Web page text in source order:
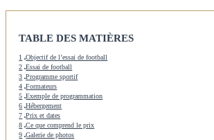
TABLE DES MATIÈRES
1 Objectif de l’essai de football
2 Essai de football
3 Programme sportif
4 Formateurs
5 Exemple de programmation
6 Hébergement
7 Prix et dates
8 Ce que comprend le prix
9 Galerie de photos